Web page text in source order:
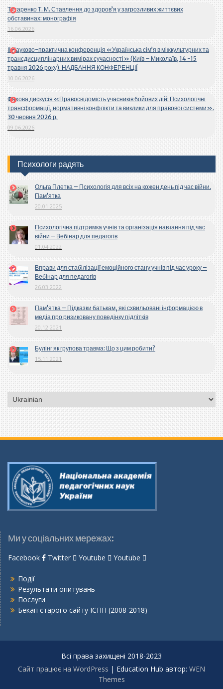
Титаренко Т. М. Ставлення до здоров’я у загрозливих життєвих
обставинах: монографія
16.06.2026
ІІ Науково-практична конференція «Українська сім’я в міжкультурних та
трансдисциплінарних вимірах сучасності» (Київ – Миколаїв, 14 -15
травня 2026 року). НАДБАННЯ КОНФЕРЕНЦІЇ
10.06.2026
Фахова дискусія «Правосвідомість учасників бойових дій: Психологічні
трансформації, нормативні конфлікти та виклики для правової системи».
30 червня 2026 р.
09.06.2026
Психологи радять
Ольга Плетка – Психологія для всіх на кожен день під час війни.
Пам’ятка
20.01.2025
Психологічна підтримка учнів та організація навчання під час
війни – Вебінар для педагогів
01.04.2022
Вправи для стабілізації емоційного стану учнів під час уроку –
Вебінар для педагогів
26.03.2022
Пам’ятка – Підказки батькам, які схвильовані інформацією в
медіа про ризиковану поведінку підлітків
20.12.2021
Булінг як групова травма: Що з цим робити?
15.11.2021
Вибрати
мову
Ми у соціальних мережах:
Facebook Twitter Youtube Youtube
Події
Результати опитувань
Послуги
Бекап старого сайту ІСПП (2008-2018)
Всі права захищені 2018-2023
Сайт працює на WordPress | Education Hub автор: WEN
Themes